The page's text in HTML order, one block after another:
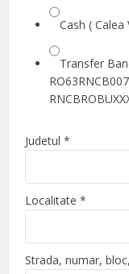
Cash (
Transfer
Judetul*
Localitate*
Strada, numar,